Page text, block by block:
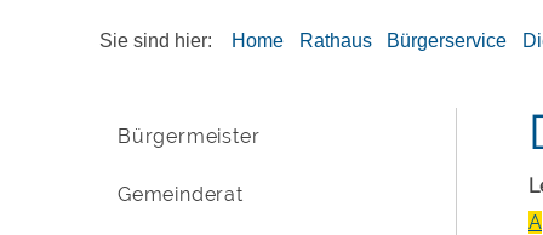
Sie sind hier: Home Rathaus Bürgerservice
Bürgermeister
Gemeinderat
A